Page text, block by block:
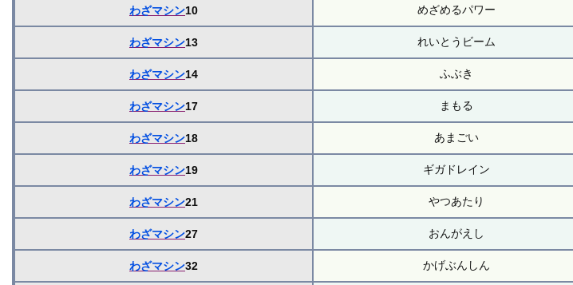
わざマシン10 めざめるパワー
わざマシン13 れいとうビーム
わざマシン14 ふぶき
わざマシン17 まもる
わざマシン18 あまごい
わざマシン19 ギガドレイン
わざマシン21 やつあたり
わざマシン27 おんがえし
わざマシン32 かげぶんしん